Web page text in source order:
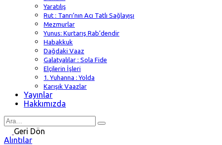
Yaratılış
Rut : Tanrı’nın Acı Tatlı Sağlayışı
Mezmurlar
Yunus: Kurtarış Rab’dendir
Habakkuk
Dağdaki Vaaz
Galatyalılar : Sola Fide
Elçilerin İşleri
1. Yuhanna : Yolda
Karışık Vaazlar
Yayınlar
Hakkımızda
Search
forGeri Dön
Alıntılar